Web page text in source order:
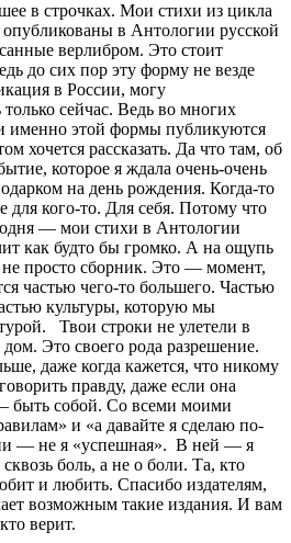
в строчках. Мои стихи из цикла
опубликованы в Антологии русской
верлибром. Это стоит
до сих пор эту форму не везде
в России, могу
сейчас. Ведь во многих
именно этой формы публикуются
хочется рассказать. Да что там, об
которое я ждала очень-очень
на день рождения. Когда-то
для кого-то. Для себя. Потому что
— мои стихи в Антологии
как будто бы громко. А на ощупь
просто сборник. Это — момент,
частью чего-то большего. Частью
культуры, которую мы
Твои строки не улетели в
Это своего рода разрешение.
даже когда кажется, что никому
правду, даже если она
быть собой. Со всеми моими
и «а давайте я сделаю по-
— не я «успешная». В ней — я
боль, а не о боли. Та, кто
и любить. Спасибо издателям,
возможным такие издания. И вам
верит.